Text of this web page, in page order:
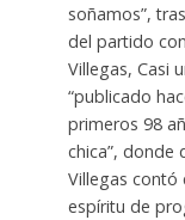
soñamos”,
del partido
Villegas, Casi
“publicado
primeros 98
chica”, donde
Villegas contó
espíritu de